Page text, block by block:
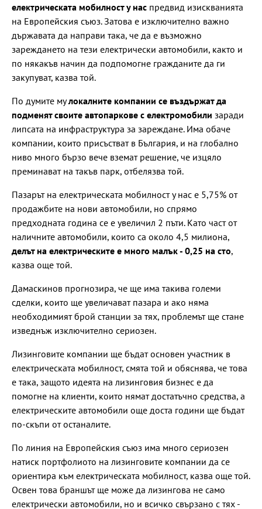
електрическата мобилност у нас предвид изискванията
на Европейския съюз. Затова е изключително важно
държавата да направи така, че да е възможно
зареждането на тези електрически автомобили, както и
по някакъв начин да подпомогне гражданите да ги
закупуват, казва той.
По думите мулокалните компании се въздържат да
подменят своите автопаркове с електромобили заради
липсата на инфраструктура за зареждане. Има обаче
компании, които присъстват в България, и на глобално
ниво много бързо вече вземат решение, че изцяло
преминават на такъв парк, отбелязва той.
Пазарът на електрическата мобилност у нас е 5,75% от
продажбите на нови автомобили, но спрямо
предходната година се е увеличил 2 пъти. Като част от
наличните автомобили, които са около 4,5 милиона,
делът на електрическите е много малък - 0,25 на сто,
казва още той.
Дамаскинов прогнозира, че ще има такива големи
сделки, които ще увеличават пазара и ако няма
необходимият брой станции за тях, проблемът ще стане
изведнъж изключително сериозен.
Лизинговите компании ще бъдат основен участник в
електрическата мобилност, смята той и обяснява, че това
е така, защото идеята на лизинговия бизнес е да
помогне на клиенти, които нямат достатъчно средства, а
електрическите автомобили още доста години ще бъдат
по-скъпи от останалите.
По линия на Европейския съюз има много сериозен
натиск портфолиото на лизинговите компании да се
ориентира към електрическата мобилност, казва още той.
Освен това браншът ще може да лизингова не само
електрически автомобили, но и всичко свързано с тях -